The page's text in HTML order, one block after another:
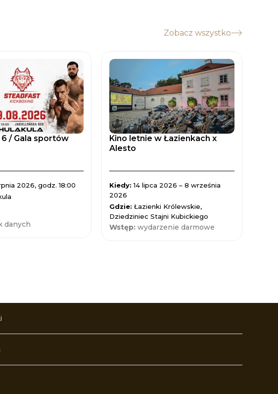
Zobacz wszystko
/ Gala sportów
2026, godz. 18:00
danych
Kino letnie w Łazienkach x
Alesto
Kiedy:14 lipca 2026 – 8 września
2026
Gdzie: Łazienki Królewskie,
Dziedziniec Stajni Kubickiego
Wstęp: wydarzenie darmowe